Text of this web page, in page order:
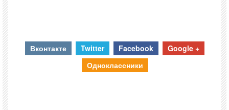
Вконтакте Twitter Facebook
Google +
Одноклассники